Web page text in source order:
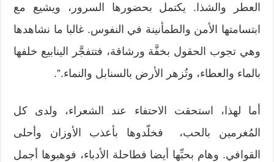
العطر والشذا. يكتمل بحضورها السرور، ويشيع مع
ابتسامتها الأمن والطمأنينة في النفوس. غالبا ما نشاهدها
وهي تجوب الحقول بخفَّة ورشاقة، فتتفجَّر الينابيع خلفها
بالماء والعطاء، وتُزهر الأرض بالسنابل والنماء.”.
أما لهذا، استحقت الاحتفاء عند الشعراء، ولدى كل
المُغرمين بالحب، فخلّدوها بأعذب الأوزان وأحلى
القوافي. وهام بحبِّها أيضا فطاحلة الأدباء، فوهبوها أجمل